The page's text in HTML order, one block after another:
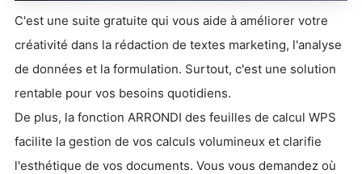
C'est une suite gratuite qui vous aide à améliorer votre
créativité dans la rédaction de textes marketing, l'analyse
de données et la formulation. Surtout, c'est une solution
rentable pour vos besoins quotidiens.
De plus, la fonction ARRONDI des feuilles de calcul WPS
facilite la gestion de vos calculs volumineux et clarifie
l'esthétique de vos documents. Vous vous demandez où